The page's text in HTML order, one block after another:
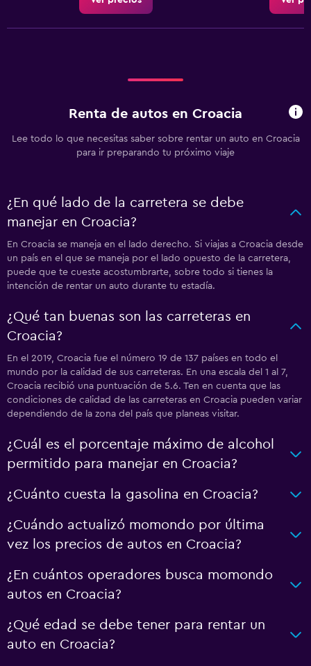
Renta de autos en Croacia
Lee todo lo que necesitas saber sobre rentar un auto en Croacia
para ir preparando tu próximo viaje
¿En qué lado de la carretera se debe
manejar en Croacia?
En Croacia se maneja en el lado derecho. Si viajas a Croacia desde
un país en el que se maneja por el lado opuesto de la carretera,
puede que te cueste acostumbrarte, sobre todo si tienes la
intención de rentar un auto durante tu estadía.
¿Qué tan buenas son las carreteras en
Croacia?
En el 2019, Croacia fue el número 19 de 137 países en todo el
mundo por la calidad de sus carreteras. En una escala del 1 al 7,
Croacia recibió una puntuación de 5.6. Ten en cuenta que las
condiciones de calidad de las carreteras en Croacia pueden variar
dependiendo de la zona del país que planeas visitar.
¿Cuál es el porcentaje máximo de alcohol
permitido para manejar en Croacia?
¿Cuánto cuesta la gasolina en Croacia?
¿Cuándo actualizó momondo por última
vez los precios de autos en Croacia?
¿En cuántos operadores busca momondo
autos en Croacia?
¿Qué edad se debe tener para rentar un
auto en Croacia?